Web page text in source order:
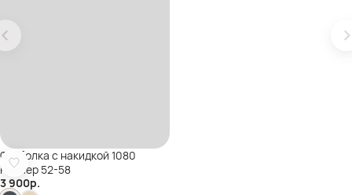
Футболка с накидкой 1080
Размер 52-58
3 900р.